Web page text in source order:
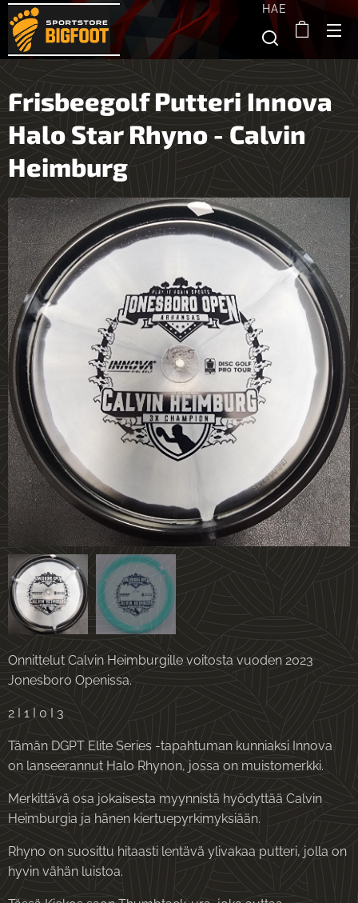
HAE
Frisbeegolf Putteri Innova
Halo Star Rhyno - Calvin
Heimburg
Onnittelut Calvin Heimburgille voitosta vuoden 2023
Jonesboro Openissa.
2 I 1 I 0 I 3
Tämän DGPT Elite Series -tapahtuman kunniaksi Innova
on lanseerannut Halo Rhynon, jossa on muistomerkki.
Merkittävä osa jokaisesta myynnistä hyödyttää Calvin
Heimburgia ja hänen kiertuepyrkimyksiään.
Rhyno on suosittu hitaasti lentävä ylivakaa putteri, jolla on
hyvin vähän luistoa.